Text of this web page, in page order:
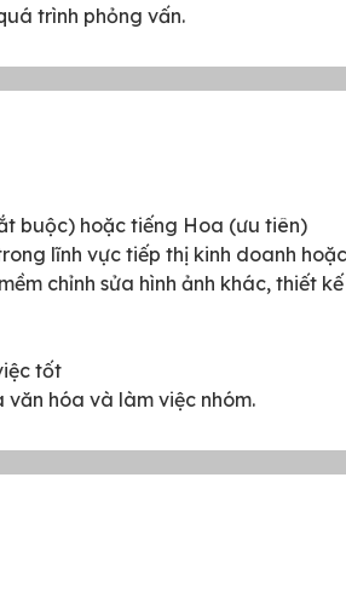
trình phỏng vấn.
buộc) hoặc tiếng Hoa (ưu tiên)
lĩnh vực tiếp thị kinh doanh
chỉnh sửa hình ảnh khác, thiết
tốt
hóa và làm việc nhóm.